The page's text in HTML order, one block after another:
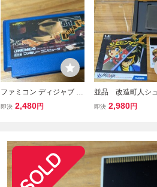
ファミコン ディジャブ ソ
フトのみ レトロフリー
即決 2,480円
並品 改造町人シ
ンマン 箱説あり
即決 2,980円